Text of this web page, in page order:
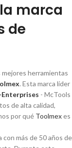
marca
de
mejores herramientas
. Esta marca lí­der
- McTools
de alta calidad,
por qué Toolmexes
con más de 50 años de